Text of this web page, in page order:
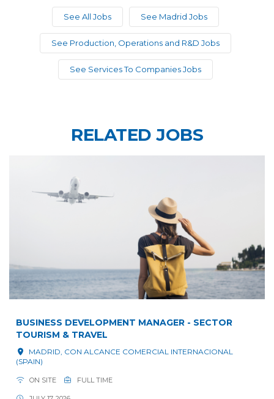
See All Jobs See Madrid Jobs
See Production, Operations and R&D Jobs
See Services To Companies Jobs
RELATED JOBS
BUSINESS DEVELOPMENT MANAGER - SECTOR
TOURISM & TRAVEL
MADRID, CON ALCANCE COMERCIAL INTERNACIONAL
(SPAIN)
ON SITE FULL TIME